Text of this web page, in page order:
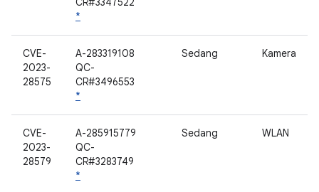
*
CVE-
2023-
28575
A-283319108
QC-
CR#3496553
*
Sedang Kamera
CVE-
2023-
28579
A-285915779
QC-
CR#3283749
*
Sedang WLAN